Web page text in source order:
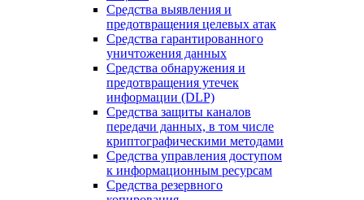
Средства выявления и
предотвращения целевых атак
Средства гарантированного
уничтожения данных
Средства обнаружения и
предотвращения утечек
информации (DLP)
Средства защиты каналов
передачи данных, в том числе
криптографическими методами
Средства управления доступом
к информационным ресурсам
Средства резервного